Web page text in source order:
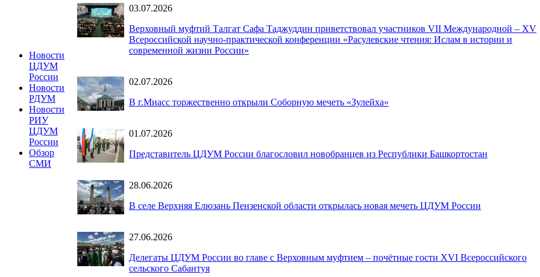
Новости
ЦДУМ
России
Новости
РДУМ
Новости
РИУ
ЦДУМ
России
Обзор
СМИ
03.07.2026
Верховный муфтий Талгат Сафа Таджуддин приветствовал участников VII Международной – XV
Всероссийской научно-практической конференции «Расулевские чтения: Ислам в истории и
современной жизни России»
02.07.2026
В г.Миасс торжественно открыли Соборную мечеть «Зулейха»
01.07.2026
Представитель ЦДУМ России благословил новобранцев из Республики Башкортостан
28.06.2026
В селе Верхняя Елюзань Пензенской области открылась новая мечеть ЦДУМ России
27.06.2026
Делегаты ЦДУМ России во главе с Верховным муфтием – почётные гости XVI Всероссийского
сельского Сабантуя